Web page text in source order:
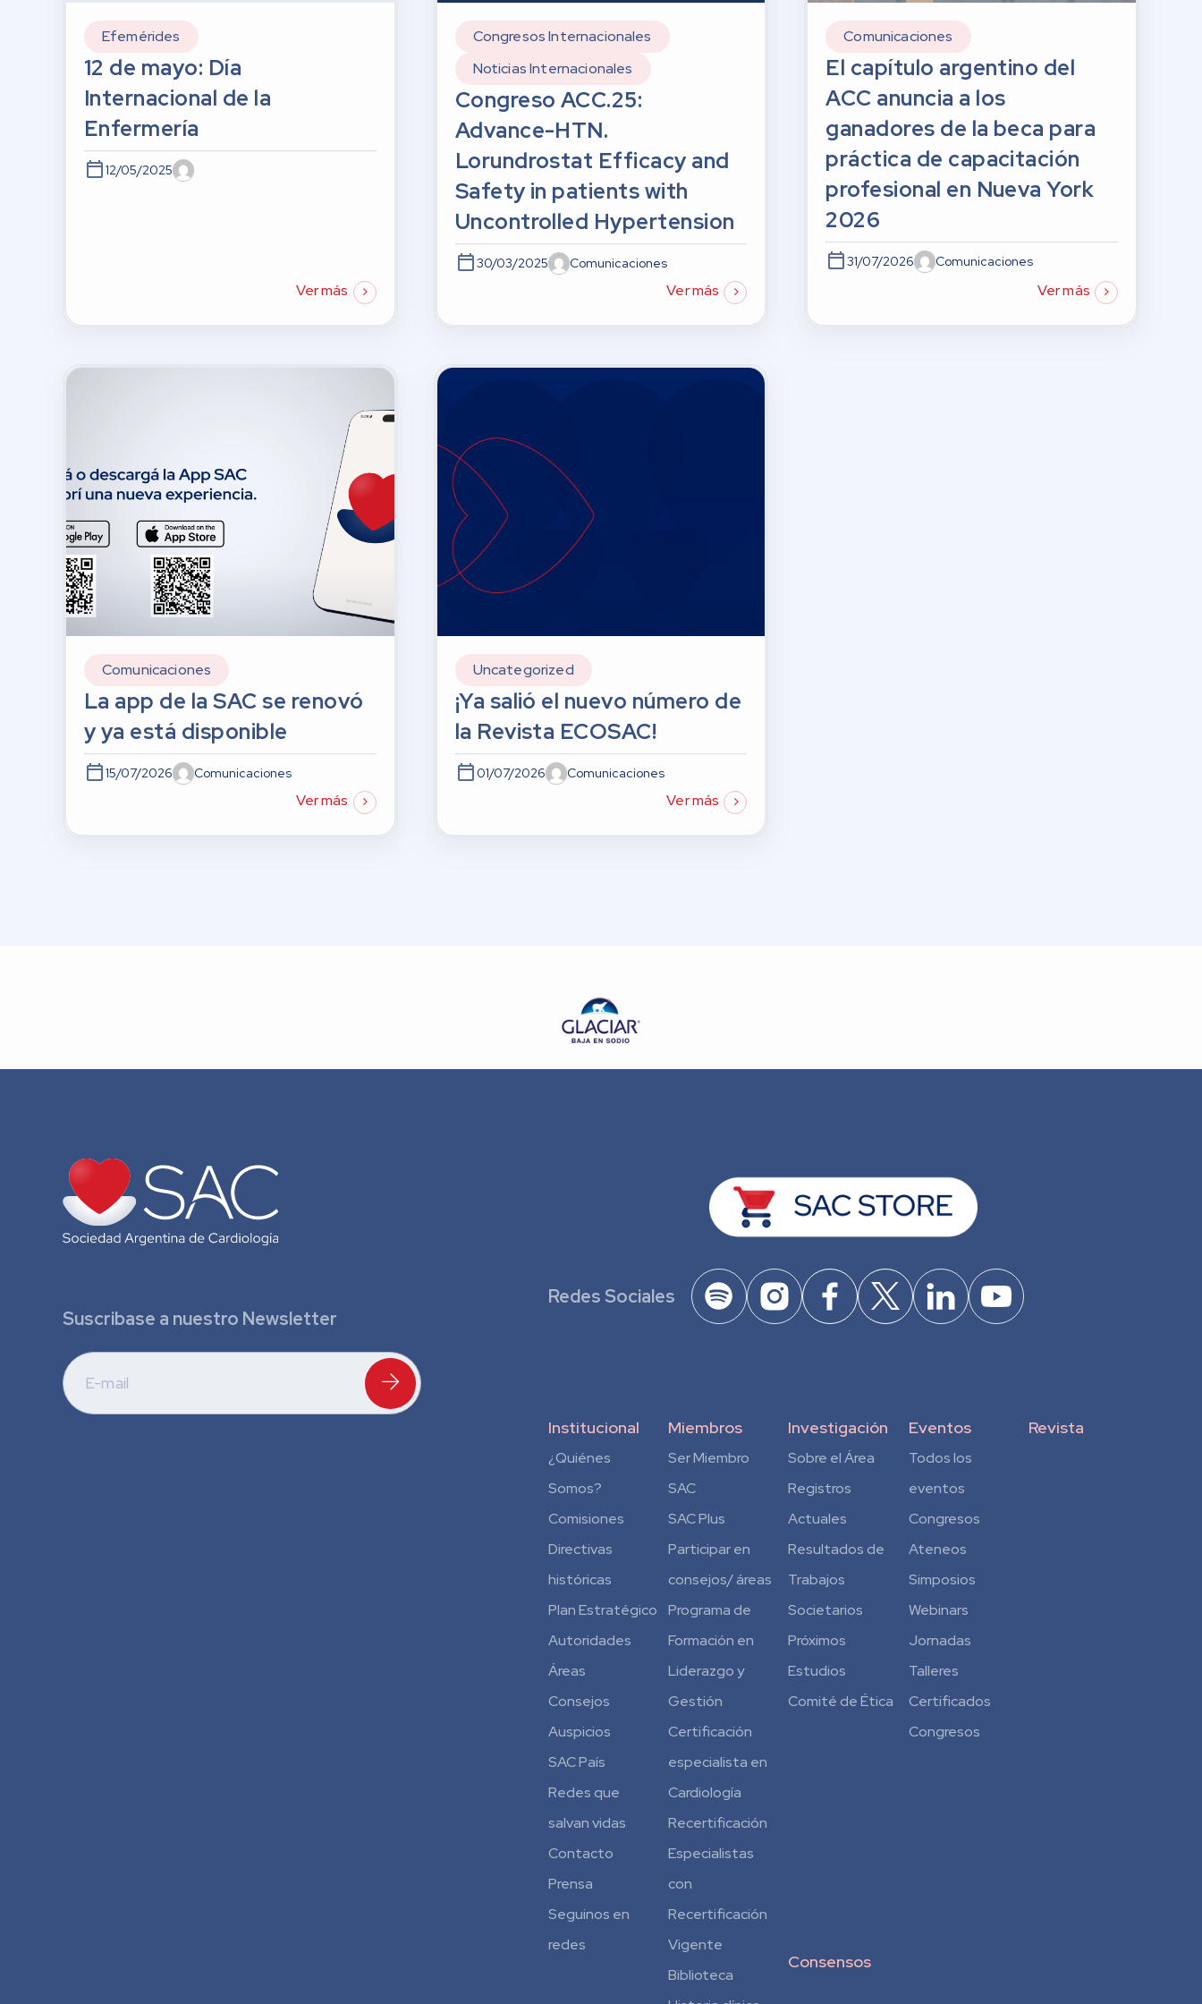
Efemérides
12 de mayo: Día
Internacional de la
Enfermería
12/05/2025
Ver más
Congresos Internacionales
Noticias Internacionales
Congreso ACC.25:
Advance-HTN.
Lorundrostat Efficacy and
Safety in patients with
Uncontrolled Hypertension
30/03/2025 Comunicaciones
Ver más
Comunicaciones
El capítulo argentino del
ACC anuncia a los
ganadores de la beca para
práctica de capacitación
profesional en Nueva York
2026
31/07/2026 Comunicaciones
Ver más
Comunicaciones
La app de la SAC se renovó
y ya está disponible
15/07/2026 Comunicaciones
Ver más
Uncategorized
¡Ya salió el nuevo número de
la Revista ECOSAC!
01/07/2026 Comunicaciones
Ver más
Suscribase a nuestro Newsletter
Redes Sociales
Institucional
¿Quiénes
Somos?
Comisiones
Directivas
históricas
Plan Estratégico
Autoridades
Áreas
Consejos
Auspicios
SAC País
Redes que
salvan vidas
Contacto
Prensa
Seguinos en
redes
Miembros
Ser Miembro
SAC
SAC Plus
Participar en
consejos/ áreas
Programa de
Formación en
Liderazgo y
Gestión
Certificación
especialista en
Cardiología
Recertificación
Especialistas
con
Recertificación
Vigente
Biblioteca
Investigación
Sobre el Área
Registros
Actuales
Resultados de
Trabajos
Societarios
Próximos
Estudios
Comité de Ética
Consensos
Eventos
Todos los
eventos
Congresos
Ateneos
Simposios
Webinars
Jornadas
Talleres
Certificados
Congresos
Revista